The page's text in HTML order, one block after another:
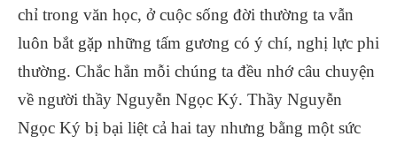
chỉ trong văn học, ở cuộc sống đời thường ta vẫn
luôn bắt gặp những tấm gương có ý chí, nghị lực phi
thường. Chắc hẳn mỗi chúng ta đều nhớ câu chuyện
về người thầy Nguyễn Ngọc Ký. Thầy Nguyễn
Ngọc Ký bị bại liệt cả hai tay nhưng bằng một sức